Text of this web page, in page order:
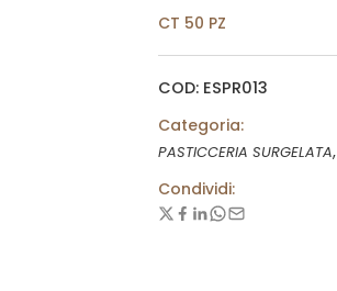
CT 50 PZ
COD: ESPR013
Categoria:
PASTICCERIA SURGELATA,
Condividi: